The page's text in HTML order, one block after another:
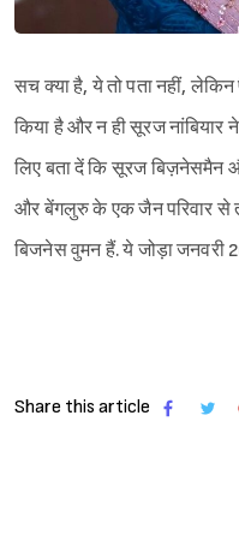
सच क्या है, ये तो पता नहीं,
किया है और न ही सूरज नांबियार
लिए बता दें कि सूरज बिज़नेसमैन
और बेंगलुरु के एक जैन परिवार से
बिजनेस वुमन हैं. ये जोड़ा जनवरी
Share this article